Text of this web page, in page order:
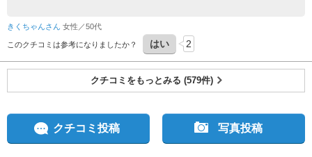
きくちゃんさん 女性／50代
このクチコミは参考になりましたか？ はい 2
クチコミをもっとみる (579件)
クチコミ投稿 写真投稿